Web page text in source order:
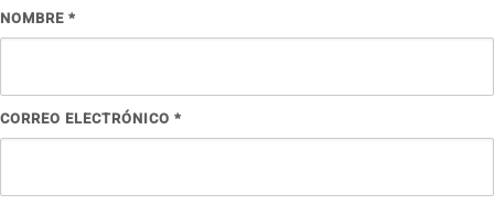
NOMBRE *
CORREO ELECTRÓNICO *